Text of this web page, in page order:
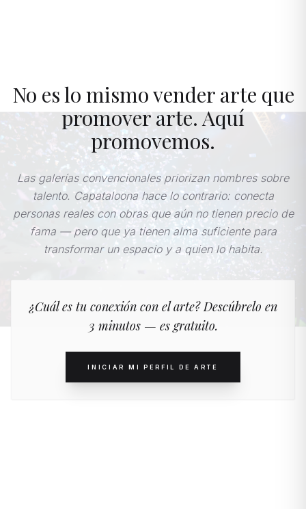
No es lo mismo vender arte que
promover arte. Aquí
promovemos.
Las galerías convencionales priorizan nombres sobre
talento. Capataloona hace lo contrario: conecta
personas reales con obras que aún no tienen precio de
fama — pero que ya tienen alma suficiente para
transformar un espacio y a quien lo habita.
¿Cuál es tu conexión con el arte? Descúbrelo en
3 minutos — es gratuito.
INICIAR MI PERFIL DE ARTE